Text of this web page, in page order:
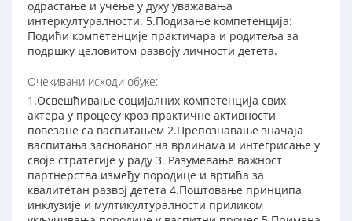
одрастање и учење у духу уважавања
интеркултуралности. 5.Подизање компетенција:
Подићи компетенције практичара и родитеља за
подршку целовитом развоју личности детета.
Очекивани исходи обуке:
1.Освешћивање социјалних компетенција свих
актера у процесу кроз практичне активности
повезане са васпитањем 2.Препознавање значаја
васпитања заснованог на врлинама и интегрисање у
своје стратегије у раду 3. Разумевање важност
партнерства између породице и вртића за
квалитетан развој детета 4.Поштовање принципа
инклузије и мултикултуралности приликом